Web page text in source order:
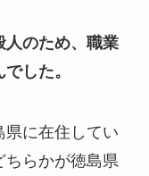
人のため、職業
した。
県に在住してい
ちらかが徳島県